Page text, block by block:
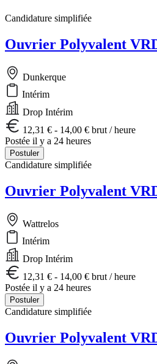
Candidature simplifiée
Ouvrier Polyvalent
Dunkerque
Intérim
Drop Intérim
12,31 € - 14,00 € brut / heure
Postée il y a 24 heures
Postuler
Candidature simplifiée
Ouvrier Polyvalent
Wattrelos
Intérim
Drop Intérim
12,31 € - 14,00 € brut / heure
Postée il y a 24 heures
Postuler
Candidature simplifiée
Ouvrier Polyvalent